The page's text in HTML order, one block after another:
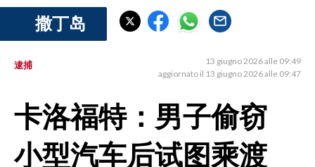
SASSARI E PROVINCIA
NUORO E PROVINCIA
AGENDA
CRONACA
ITALIA
撒丁岛
逮捕
13 giugno 2026 alle 09:49
aggiornato il 13 giugno 2026 alle 09:47
卡洛福特：男子偷窃
小型汽车后试图乘渡